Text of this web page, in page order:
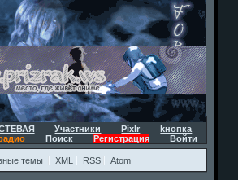
Участники Pixlr
kнопка
Поиск Регистрация Войти
темы XML RSS Atom